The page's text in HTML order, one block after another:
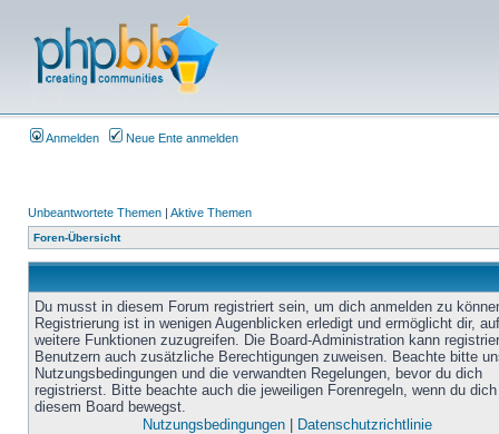
Anmelden Neue Ente anmelden
Unbeantwortete Themen | Aktive Themen
Foren-Übersicht
Du musst in diesem Forum registriert sein, um dich anmelden zu
Registrierung ist in wenigen Augenblicken erledigt und ermöglicht dir, auf
weitere Funktionen zuzugreifen. Die Board-Administration kann
Benutzern auch zusätzliche Berechtigungen zuweisen. Beachte bitte
Nutzungsbedingungen und die verwandten Regelungen, bevor du dich
registrierst. Bitte beachte auch die jeweiligen Forenregeln, wenn du
diesem Board bewegst.
Nutzungsbedingungen| Datenschutzrichtlinie